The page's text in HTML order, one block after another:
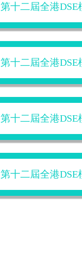
第十二屆全港DSE
第十二屆全港DSE
第十二屆全港DSE
第十二屆全港DSE